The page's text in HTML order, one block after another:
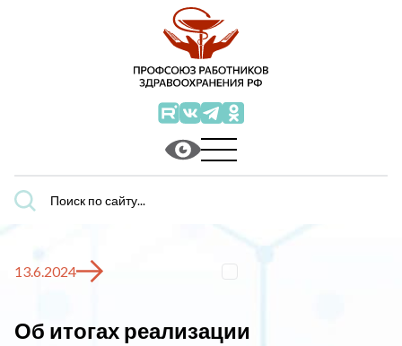
Поиск
по
13.6.2024
Об итогах реализации